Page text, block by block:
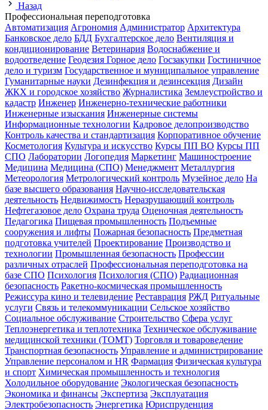
Назад
Профессиональная переподготовка
Автоматизация Агрономия Администратор Архитектура
Банковское дело БДД Бухгалтерское дело Вентиляция и
кондиционирование Ветеринария Водоснабжение и
водоотведение Геодезия Горное дело Госзакупки Гостиничное
дело и туризм Государственное и муниципальное управление
Гуманитарные науки Дезинфекция и дезинсекция Дизайн
ЖКХ и городское хозяйство Журналистика Землеустройство и
кадастр Инженер Инженерно-технические работники
Инженерные изыскания Инженерные системы
Информационные технологии Кадровое делопроизводство
Контроль качества и стандартизация Корпоративное обучение
Косметология Культура и искусство Курсы ПП ВО Курсы ПП
СПО Лаборатории Логопедия Маркетинг Машиностроение
Медицина Медицина (СПО) Менеджмент Металлургия
Метеорология Метрологический контроль Музейное дело На
базе высшего образования Научно-исследовательская
деятельность Недвижимость Неразрушающий контроль
Нефтегазовое дело Охрана труда Оценочная деятельность
Педагогика Пищевая промышленность Подъемные
сооружения и лифты Пожарная безопасность Предметная
подготовка учителей Проектирование Производство и
технологии Промышленная безопасность Профессии
различных отраслей Профессиональная переподготовка на
базе СПО Психология Психология (СПО) Радиационная
безопасность Ракетно-космическая промышленность
Режиссура кино и телевидение Реставрация РЖД Ритуальные
услуги Связь и телекоммуникации Сельское хозяйство
Социальное обслуживание Строительство Сфера услуг
Теплоэнергетика и теплотехника Техническое обслуживание
медицинской техники (ТОМТ) Торговля и товароведение
Транспортная безопасность Управление и администрирование
Управление персоналом и HR Фармация Физическая культура
и спорт Химическая промышленность и технология
Холодильное оборудование Экологическая безопасность
Экономика и финансы Экспертиза Эксплуатация
Электробезопасность Энергетика Юриспруденция